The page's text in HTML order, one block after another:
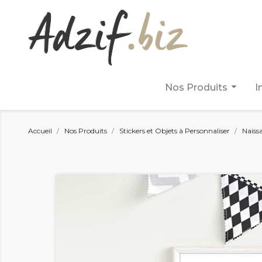
arrow_drop_down
Nos Produits
Accueil Nos Produits Stickers et Objets à Personnaliser